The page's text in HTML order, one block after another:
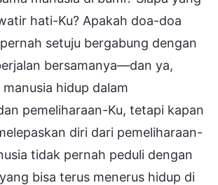
hati-Ku? Apakah doa-doa
setuju bergabung dengan
bersamanya—dan ya,
hidup dalam
pemeliharaan-Ku, tetapi kapan
diri dari pemeliharaan-
tidak pernah peduli dengan
bisa terus menerus hidup di